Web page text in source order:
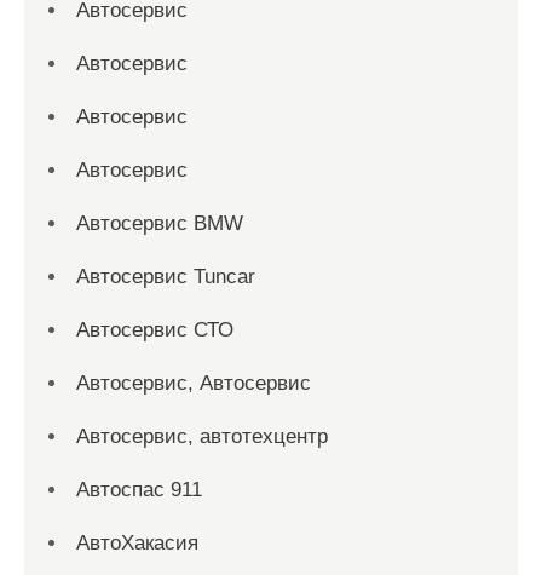
Автосервис
Автосервис
Автосервис
Автосервис
Автосервис BMW
Автосервис Tuncar
Автосервис СТО
Автосервис, Автосервис
Автосервис, автотехцентр
Автоспас 911
АвтоХакасия